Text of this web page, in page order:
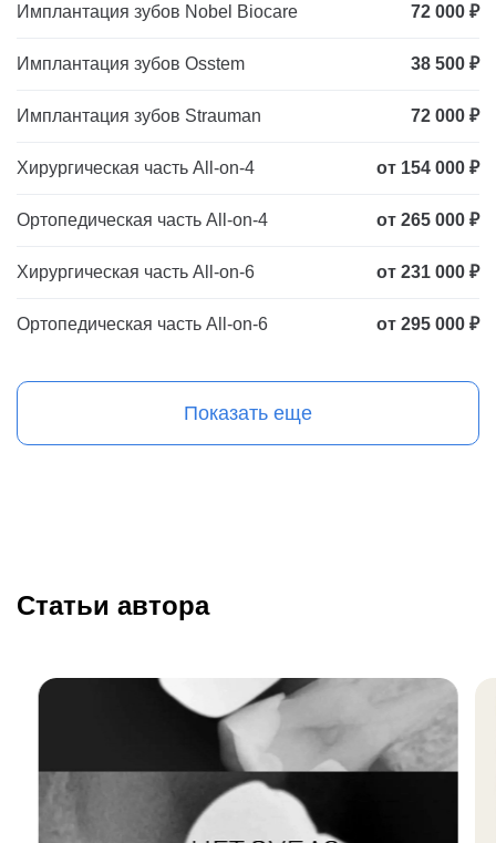
Имплантация зубов Nobel Biocare 72 000 ₽
Имплантация зубов Osstem 38 500 ₽
Имплантация зубов Strauman 72 000 ₽
Хирургическая часть All-on-4 от 154 000 ₽
Ортопедическая часть All-on-4 от 265 000 ₽
Хирургическая часть All-on-6 от 231 000 ₽
Ортопедическая часть All-on-6 от 295 000 ₽
Показать еще
Статьи автора